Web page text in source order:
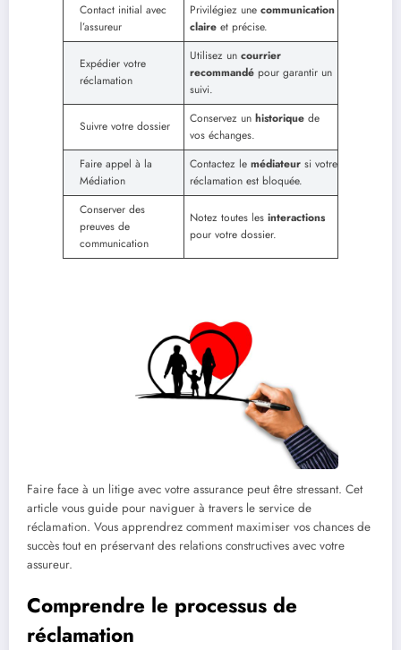
Contact initial avec
l’assureur
Privilégiez une communication
claire et précise.
Expédier votre
réclamation
Utilisez un courrier
recommandé pour garantir un
suivi.
Suivre votre dossier Conservez un historique de
vos échanges.
Faire appel à la
Médiation
Contactez le médiateur si votre
réclamation est bloquée.
Conserver des
preuves de
communication
Notez toutes les interactions
pour votre dossier.
Faire face à un litige avec votre assurance peut être stressant. Cet
article vous guide pour naviguer à travers le service de
réclamation. Vous apprendrez comment maximiser vos chances de
succès tout en préservant des relations constructives avec votre
assureur.
Comprendre le processus de
réclamation